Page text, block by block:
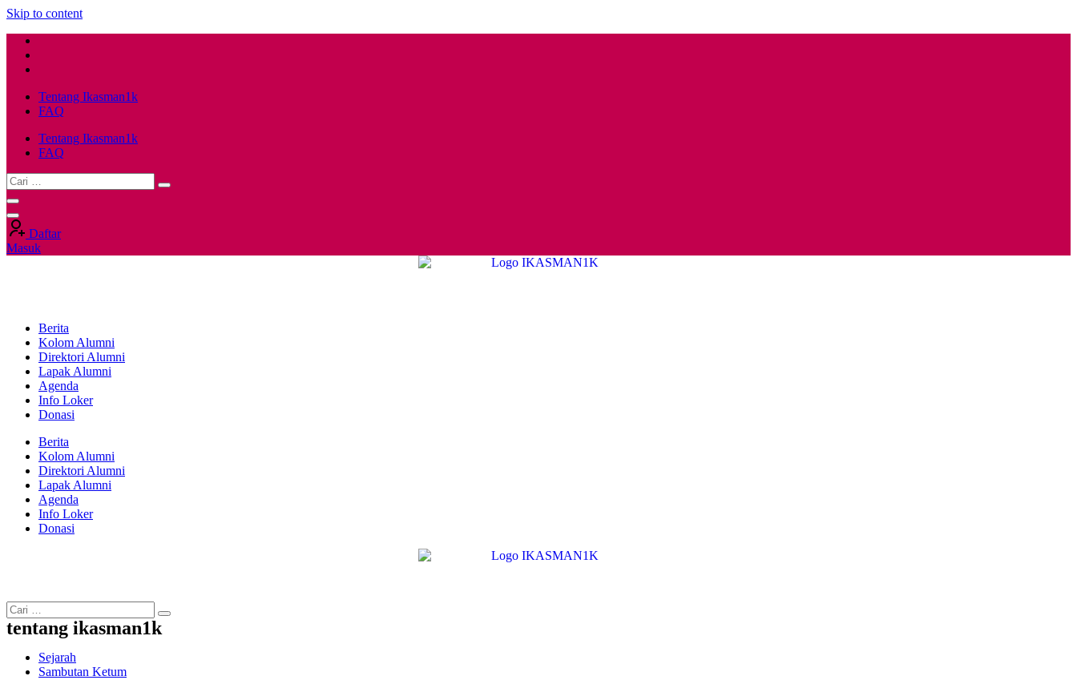
Skip to content
Tentang Ikasman1k
FAQ
Tentang Ikasman1k
FAQ
Daftar
Masuk
Berita
Kolom Alumni
Direktori Alumni
Lapak Alumni
Agenda
Info Loker
Donasi
Berita
Kolom Alumni
Direktori Alumni
Lapak Alumni
Agenda
Info Loker
Donasi
tentang ikasman1k
Sejarah
Sambutan Ketum